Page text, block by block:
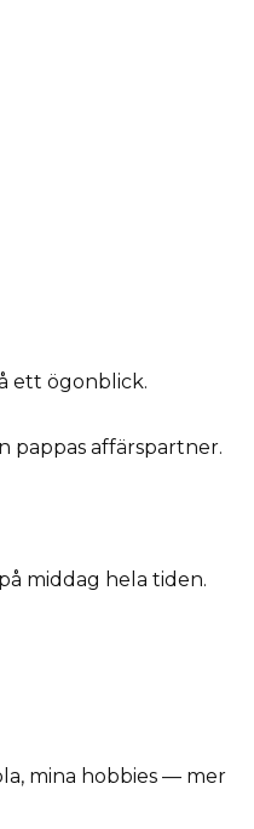
ett ögonblick.
pappas affärspartner.
middag hela tiden.
mina hobbies — mer